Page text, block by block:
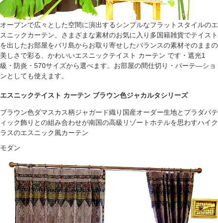
オープンで広々とした空間に演出するシンプルなフラットスタイルのエ
スニックカーテン。さまざまな素材のお気に入り多国籍雑貨でテイスト
を出したお部屋をバリ島からお取り寄せしたバランスの素材そのままの
美しさで彩る、かわいいエスニックテイスト カーテン です・遮光1
級・防炎・570サイズから選べます。お部屋の間仕切り・パーテ―ショ
ンとしても使えます。
エスニックテイスト カーテン ブラウン色ジャカルタシリーズ
ブラウン色ダマスカス柄ジャガード織り国産オーダー生地とプラダバテ
ィック飾りとの組み合わせが南国の高級リゾートホテルを思わすハイク
ラスのエスニック風カーテン
モダン